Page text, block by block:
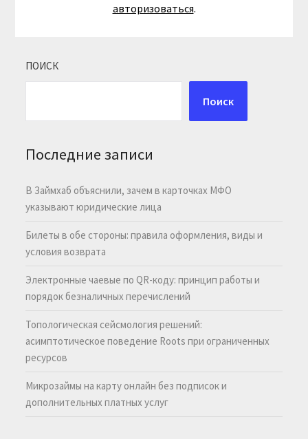
авторизоваться.
ПОИСК
Поиск
Последние записи
В Займхаб объяснили, зачем в карточках МФО
указывают юридические лица
Билеты в обе стороны: правила оформления, виды и
условия возврата
Электронные чаевые по QR-коду: принцип работы и
порядок безналичных перечислений
Топологическая сейсмология решений:
асимптотическое поведение Roots при ограниченных
ресурсов
Микрозаймы на карту онлайн без подписок и
дополнительных платных услуг